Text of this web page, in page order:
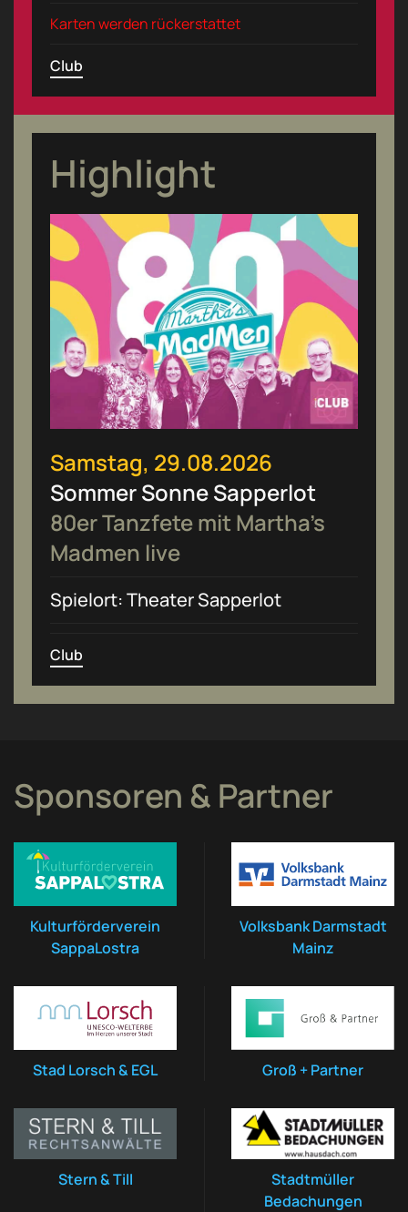
Karten werden rückerstattet
Club
Highlight
Samstag, 29.08.2026
Sommer Sonne Sapperlot
80er Tanzfete mit Martha’s
Madmen live
Spielort: Theater Sapperlot
Club
Sponsoren & Partner
Kulturförderverein
SappaLostra
Volksbank Darmstadt
Mainz
Stad Lorsch & EGL Groß + Partner
Stern & Till
Stadtmüller
Bedachungen